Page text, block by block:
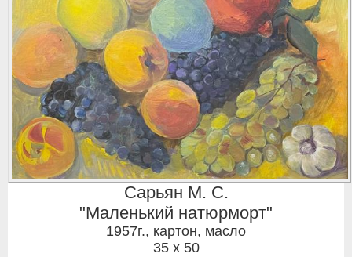
Сарьян М. С.
"Маленький натюрморт"
1957г., картон, масло
35 x 50